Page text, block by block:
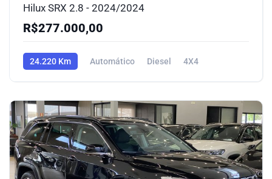
Hilux SRX 2.8 - 2024/2024
R$277.000,00
24.220 Km Automático Diesel 4X4